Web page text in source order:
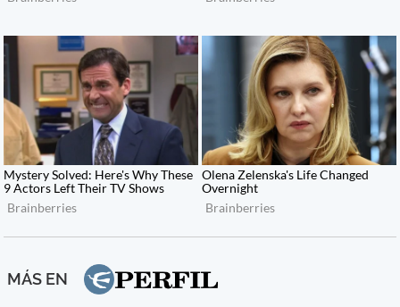
MÁS EN